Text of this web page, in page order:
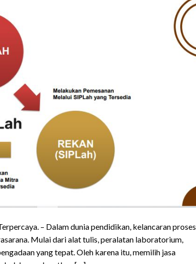
– Dalam dunia pendidikan, kelancaran proses
Mulai dari alat tulis, peralatan laboratorium,
yang tepat. Oleh karena itu, memilih jasa